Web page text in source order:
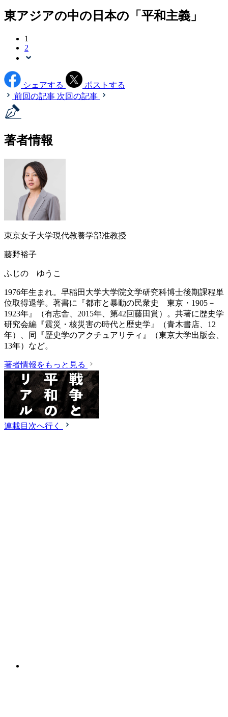
東アジアの中の日本の「平和主義」
1
2
シェアする
ポストする
前回の記事 次回の記事
著者情報
東京女子大学現代教養学部准教授
藤野裕子
ふじの ゆうこ
1976年生まれ。早稲田大学大学院文学研究科博士後期課程単
位取得退学。著書に『都市と暴動の民衆史 東京・1905－
1923年』（有志舎、2015年、第42回藤田賞）。共著に歴史学
研究会編『震災・核災害の時代と歴史学』（青木書店、12
年）、同『歴史学のアクチュアリティ』（東京大学出版会、
13年）など。
著者情報をもっと見る
連載目次へ行く